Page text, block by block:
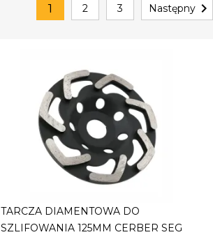
1 2 3 Następny
TARCZA DIAMENTOWA DO
SZLIFOWANIA 125MM CERBER SEG